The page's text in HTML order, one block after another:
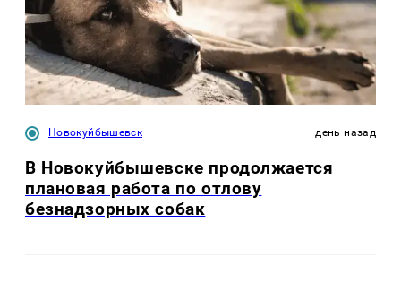
Новокуйбышевск день назад
В Новокуйбышевске продолжается
плановая работа по отлову
безнадзорных собак